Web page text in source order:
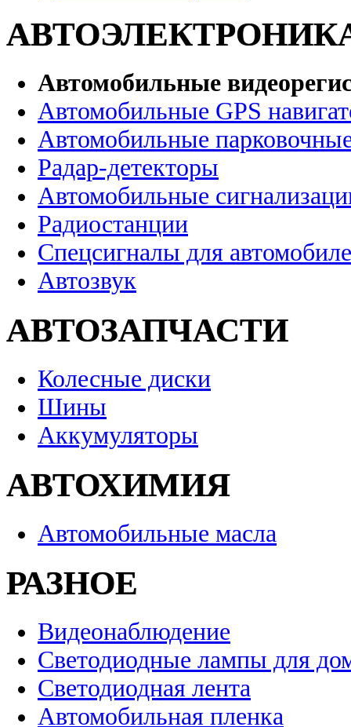
Автомобильные
Автомобильные GPS
Автомобильные
Радар-детекторы
Автомобильные
Радиостанции
Спецсигналы для
Автозвук
АВТОЗАПЧАСТИ
Колесные диски
Шины
Аккумуляторы
АВТОХИМИЯ
Автомобильные масла
РАЗНОЕ
Видеонаблюдение
Светодиодные лампы для
Светодиодная лента
Автомобильная пленка